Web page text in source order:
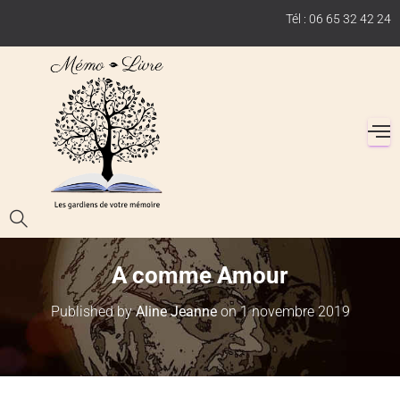
Tél : 06 65 32 42 24
A comme Amour
Published byAline Jeanneon1 novembre 2019